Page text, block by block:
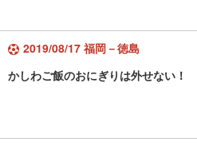
2019/08/17 福岡－徳島
かしわご飯のおにぎりは外せない！